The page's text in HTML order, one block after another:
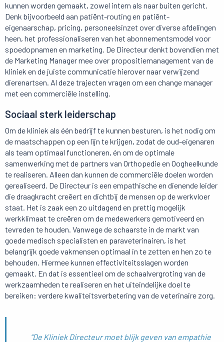
kunnen worden gemaakt, zowel intern als naar buiten gericht.
Denk bijvoorbeeld aan patiënt-routing en patiënt-
eigenaarschap, pricing, personeelsinzet over diverse afdelingen
heen, het professionaliseren van het abonnementsmodel voor
spoedopnamen en marketing. De Directeur denkt bovendien met
de Marketing Manager mee over propositiemanagement van de
kliniek en de juiste communicatie hierover naar verwijzend
dierenartsen. Al deze trajecten vragen om een change manager
met een commerciële instelling.
Sociaal sterk leiderschap
Om de kliniek als één bedrijf te kunnen besturen, is het nodig om
de maatschappen op een lijn te krijgen, zodat de oud-eigenaren
als team optimaal functioneren, én om de optimale
samenwerking met de partners van Orthopedie en Oogheelkunde
te realiseren. Alleen dan kunnen de commerciële doelen worden
gerealiseerd. De Directeur is een empathische en dienende leider
die draagkracht creëert en dichtbij de mensen op de werkvloer
staat. Het is zaak een zo uitdagend en prettig mogelijk
werkklimaat te creëren om de medewerkers gemotiveerd en
tevreden te houden. Vanwege de schaarste in de markt van
goede medisch specialisten en paraveterinairen, is het
belangrijk goede vakmensen optimaal in te zetten en hen zo te
behouden. Hiermee kunnen effectiviteitsslagen worden
gemaakt. En dat is essentieel om de schaalvergroting van de
werkzaamheden te realiseren en het uiteindelijke doel te
bereiken: verdere kwaliteitsverbetering van de veterinaire zorg.
“De Kliniek Directeur moet blijk geven van empathie